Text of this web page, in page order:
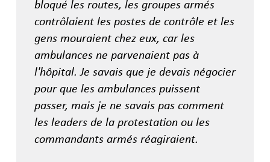
bloqué les routes, les groupes armés
contrôlaient les postes de contrôle et les
gens mouraient chez eux, car les
ambulances ne parvenaient pas à
l'hôpital. Je savais que je devais négocier
pour que les ambulances puissent
passer, mais je ne savais pas comment
les leaders de la protestation ou les
commandants armés réagiraient.